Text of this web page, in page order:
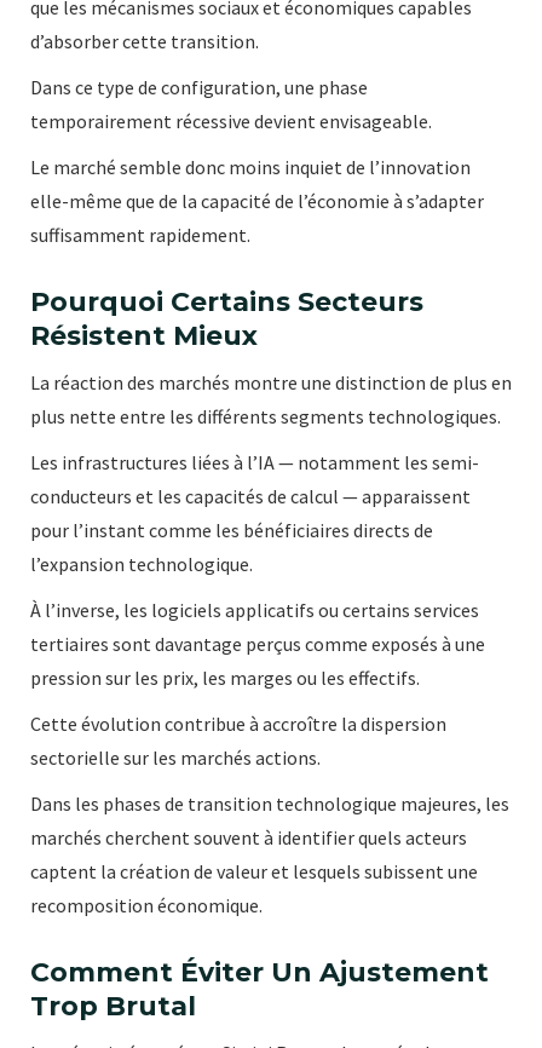
que les mécanismes sociaux et économiques capables
d’absorber cette transition.
Dans ce type de configuration, une phase
temporairement récessive devient envisageable.
Le marché semble donc moins inquiet de l’innovation
elle-même que de la capacité de l’économie à s’adapter
suffisamment rapidement.
Pourquoi Certains Secteurs
Résistent Mieux
La réaction des marchés montre une distinction de plus en
plus nette entre les différents segments technologiques.
Les infrastructures liées à l’IA — notamment les semi-
conducteurs et les capacités de calcul — apparaissent
pour l’instant comme les bénéficiaires directs de
l’expansion technologique.
À l’inverse, les logiciels applicatifs ou certains services
tertiaires sont davantage perçus comme exposés à une
pression sur les prix, les marges ou les effectifs.
Cette évolution contribue à accroître la dispersion
sectorielle sur les marchés actions.
Dans les phases de transition technologique majeures, les
marchés cherchent souvent à identifier quels acteurs
captent la création de valeur et lesquels subissent une
recomposition économique.
Comment Éviter Un Ajustement
Trop Brutal